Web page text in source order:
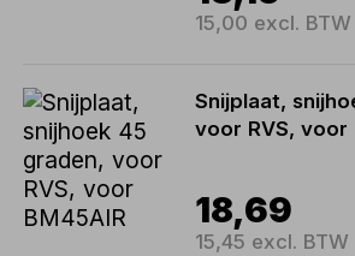
15,00 excl. BTW
Snijplaat,
voor RVS, voor
18,69
15,45 excl. BTW